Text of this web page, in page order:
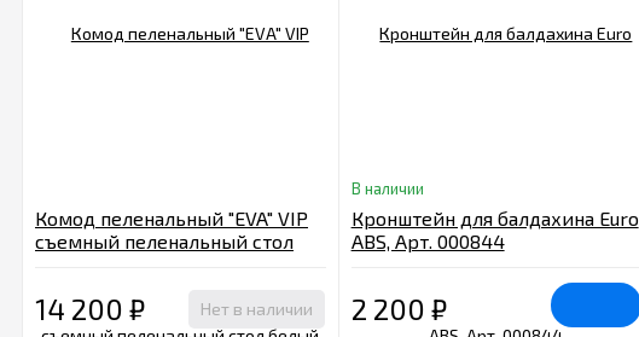
Комод пеленальный "EVA" VIP
съемный пеленальный стол
14 200 ₽ Нет в наличии
В наличии
Кронштейн для балдахина Euro
ABS, Арт. 000844
2 200 ₽